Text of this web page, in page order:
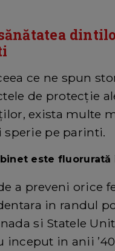
ce ne spun
de protecție
exista multe
sperie pe parinti.
este fluorurată
a preveni orice
in randul
si Statele
inceput in anii